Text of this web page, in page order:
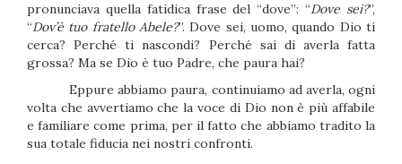
pronunciava quella fatidica frase del “dove”: “Dove sei?”,
“Dov’è tuo fratello Abele?”. Dove sei, uomo, quando Dio ti
cerca? Perché ti nascondi? Perché sai di averla fatta
grossa? Ma se Dio è tuo Padre, che paura hai?
Eppure abbiamo paura, continuiamo ad averla, ogni
volta che avvertiamo che la voce di Dio non è più affabile
e familiare come prima, per il fatto che abbiamo tradito la
sua totale fiducia nei nostri confronti.